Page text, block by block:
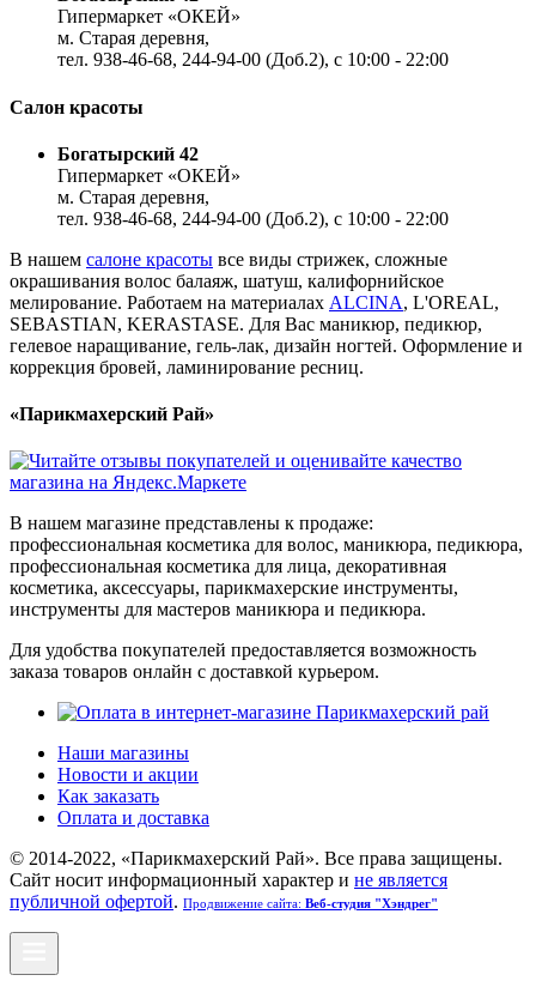
Гипермаркет «ОКЕЙ»
м. Старая деревня,
тел. 938-46-68, 244-94-00 (Доб.2), c 10:00 - 22:00
Салон красоты
Богатырский 42
Гипермаркет «ОКЕЙ»
м. Старая деревня,
тел. 938-46-68, 244-94-00 (Доб.2), c 10:00 - 22:00
В нашем салоне красоты все виды стрижек, сложные
окрашивания волос балаяж, шатуш, калифорнийское
мелирование. Работаем на материалах ALCINA, L'OREAL,
SEBASTIAN, KERASTASE. Для Вас маникюр, педикюр,
гелевое наращивание, гель-лак, дизайн ногтей. Оформление и
коррекция бровей, ламинирование ресниц.
«Парикмахерский Рай»
В нашем магазине представлены к продаже:
профессиональная косметика для волос, маникюра, педикюра,
профессиональная косметика для лица, декоративная
косметика, аксессуары, парикмахерские инструменты,
инструменты для мастеров маникюра и педикюра.
Для удобства покупателей предоставляется возможность
заказа товаров онлайн с доставкой курьером.
Наши магазины
Новости и акции
Как заказать
Оплата и доставка
© 2014-2022, «Парикмахерский Рай». Все права защищены.
Cайт носит информационный характер и не является
публичной офертой. Продвижение сайта: Веб-студия "Хэндрег"